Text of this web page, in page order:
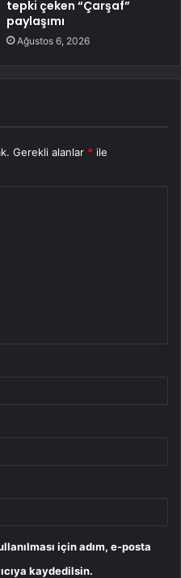
tepki çeken “Çarşaf”
paylaşımı
Ağustos 6, 2026
Gerekli alanlar * ile
için adım, e-posta
kaydedilsin.